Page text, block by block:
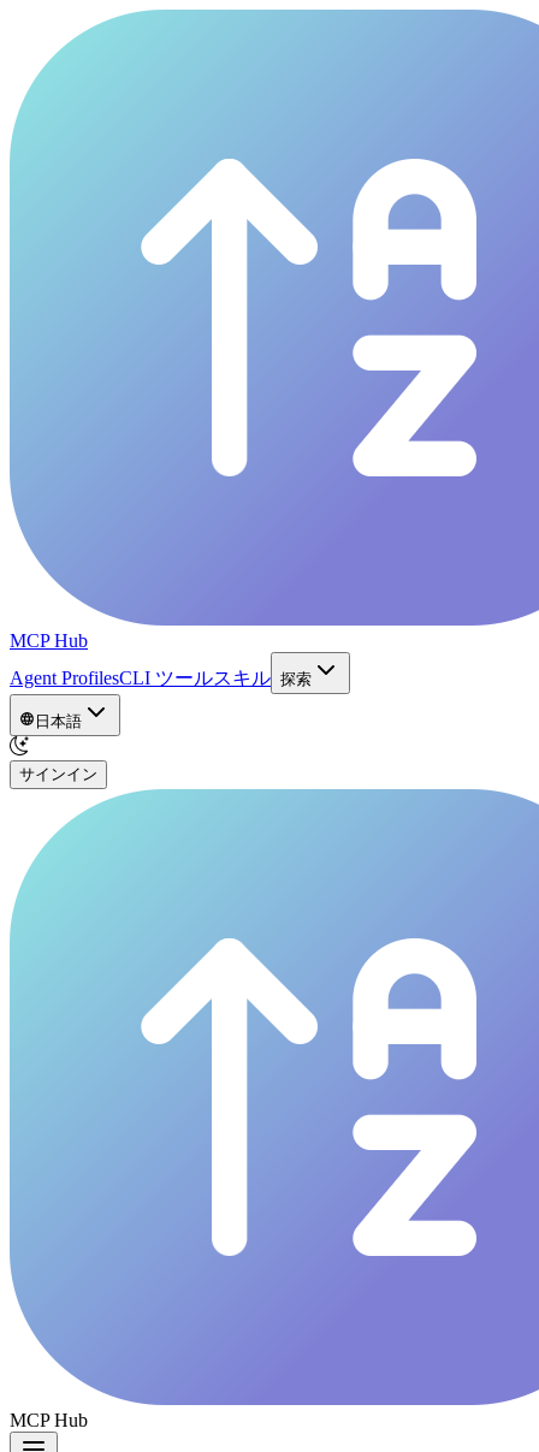
MCP Hub
Agent ProfilesCLI ツールスキル 探索
日本語
サインイン
MCP Hub